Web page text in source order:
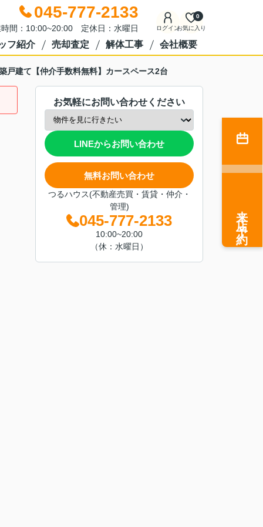
045-777-2133
時間：10:00~20:00 定休日：水曜日 ログインお気に入り
0
フ紹介 売却査定 解体工事 会社概要
戸建て【仲介手数料無料】カースペース2台
お気軽にお問い合わせください
LINEからお問い合わせ
無料お問い合わせ
つるハウス(不動産売買・賃貸・仲介・
管理)
045-777-2133
10:00~20:00
（休：水曜日）
来店予約